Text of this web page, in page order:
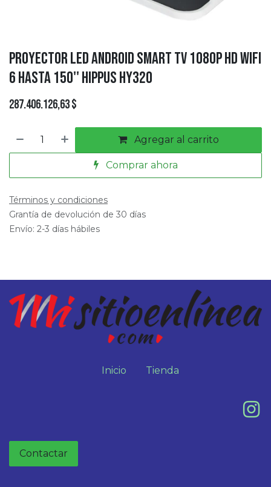
Proyector Led Android Smart Tv 1080p Hd Wifi
6 Hasta 150'' Hippus HY320
287.406.126,63$
Agregar al carrito
Comprar ahora
Términos y condiciones
Grantía de devolución de 30 días
Envío: 2-3 días hábiles
Inicio Tienda
Contactar